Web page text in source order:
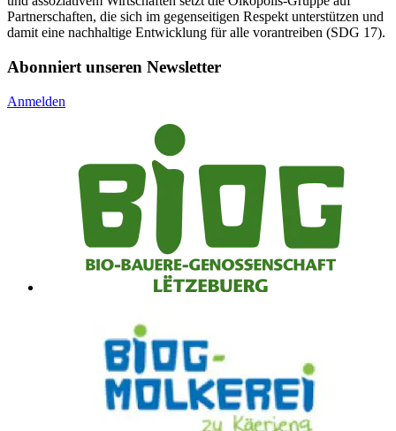
Partnerschaften, die sich im gegenseitigen Respekt unterstützen und
damit eine nachhaltige Entwicklung für alle vorantreiben (SDG 17).
Abonniert unseren Newsletter
Anmelden